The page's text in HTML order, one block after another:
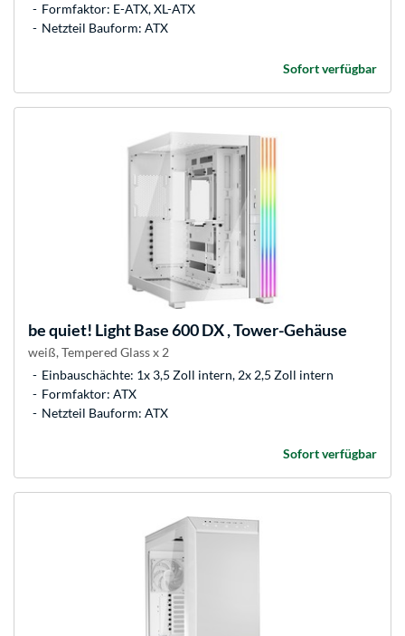
Formfaktor: E-ATX, XL-ATX
Netzteil Bauform: ATX
Sofort verfügbar
be quiet! Light Base 600 DX , Tower-Gehäuse
weiß, Tempered Glass x 2
Einbauschächte: 1x 3,5 Zoll intern, 2x 2,5 Zoll intern
Formfaktor: ATX
Netzteil Bauform: ATX
Sofort verfügbar